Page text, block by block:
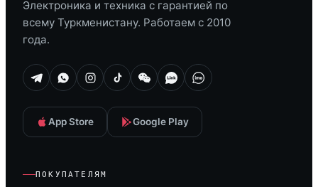
Электроника и техника с гарантией по
всему Туркменистану. Работаем с 2010
года.
App Store Google Play
ПОКУПАТЕЛЯМ